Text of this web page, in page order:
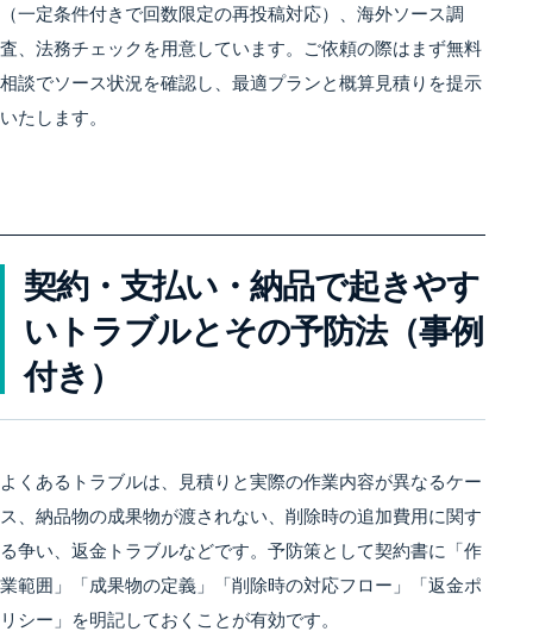
（一定条件付きで回数限定の再投稿対応）、海外ソース調
査、法務チェックを用意しています。ご依頼の際はまず無料
相談でソース状況を確認し、最適プランと概算見積りを提示
いたします。
契約・支払い・納品で起きやす
いトラブルとその予防法（事例
付き）
よくあるトラブルは、見積りと実際の作業内容が異なるケー
ス、納品物の成果物が渡されない、削除時の追加費用に関す
る争い、返金トラブルなどです。予防策として契約書に「作
業範囲」「成果物の定義」「削除時の対応フロー」「返金ポ
リシー」を明記しておくことが有効です。